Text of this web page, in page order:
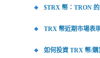
$TRX 幣：TRON
TRX 幣近期市場表
如何投資 TRX 幣/